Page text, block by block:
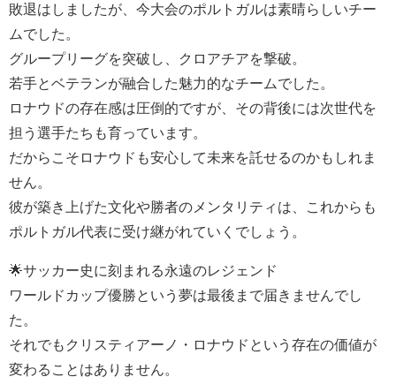
敗退はしましたが、今大会のポルトガルは素晴らしいチー
ムでした。
グループリーグを突破し、クロアチアを撃破。
若手とベテランが融合した魅力的なチームでした。
ロナウドの存在感は圧倒的ですが、その背後には次世代を
担う選手たちも育っています。
だからこそロナウドも安心して未来を託せるのかもしれま
せん。
彼が築き上げた文化や勝者のメンタリティは、これからも
ポルトガル代表に受け継がれていくでしょう。
🌟サッカー史に刻まれる永遠のレジェンド
ワールドカップ優勝という夢は最後まで届きませんでし
た。
それでもクリスティアーノ・ロナウドという存在の価値が
変わることはありません。